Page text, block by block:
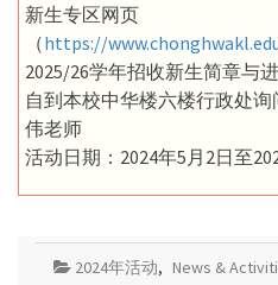
新生专区网页
（https://
2025/26学年招收新生简章与
自到本校中华楼六楼行政处
伟老师
活动日期：2024年5月2日至
2024年活动, News &